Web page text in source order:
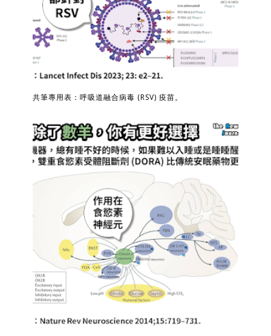
共筆專用表：呼吸道融合病毒 (RSV) 疫苗。